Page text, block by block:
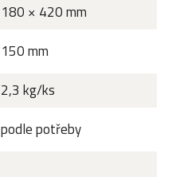
180 × 420 mm
150 mm
2,3 kg/ks
podle potřeby